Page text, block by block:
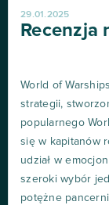
29.01.2025
Recenzja
World of
strategii,
popularnego
się w kapitanów
udział w
szeroki wybór
potężne